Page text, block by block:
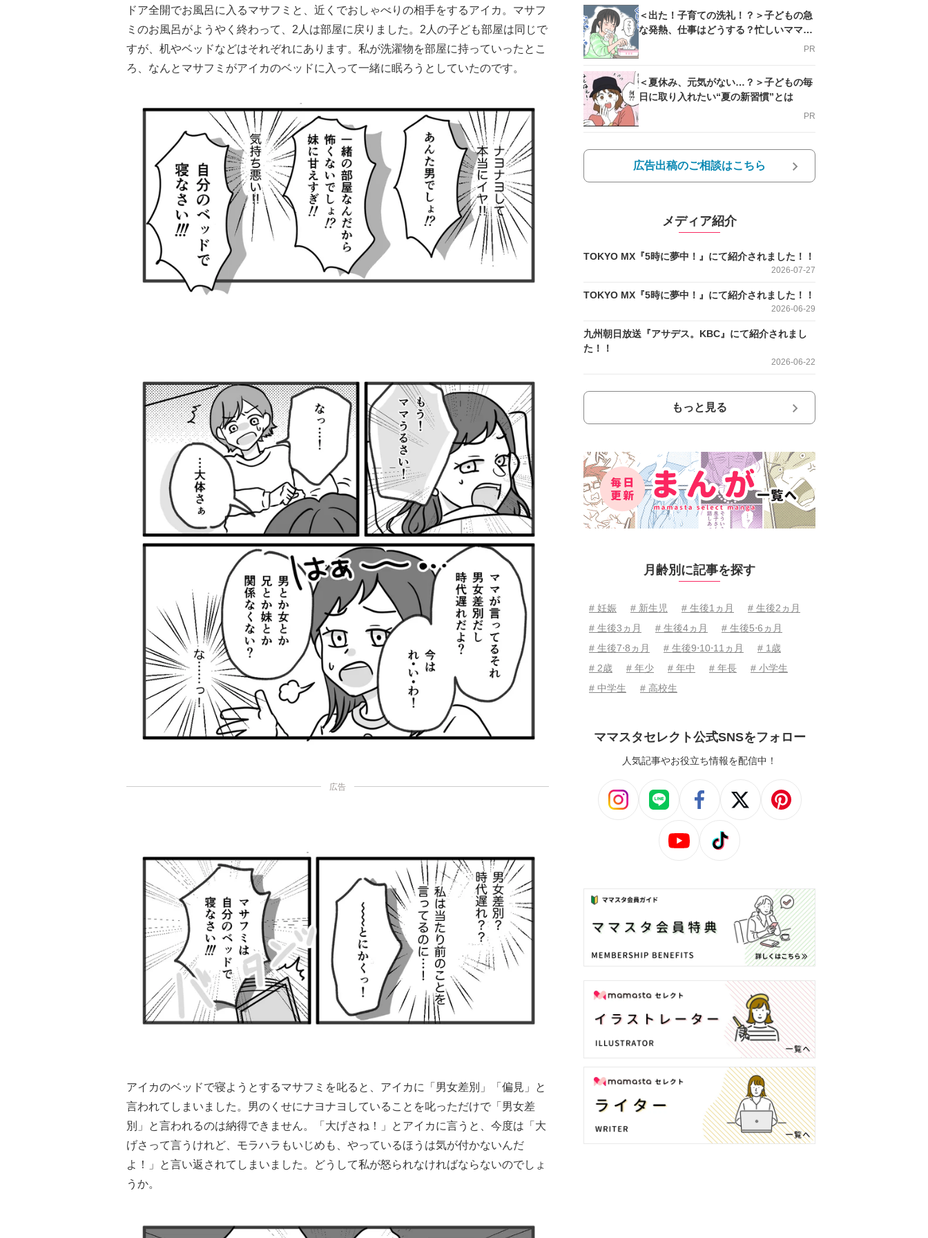
ドア全開でお風呂に入るマサフミと、近くでおしゃべりの相手をするアイカ。マサフ
ミのお風呂がようやく終わって、2人は部屋に戻りました。2人の子ども部屋は同じで
すが、机やベッドなどはそれぞれにあります。私が洗濯物を部屋に持っていったとこ
ろ、なんとマサフミがアイカのベッドに入って一緒に眠ろうとしていたのです。
広告
アイカのベッドで寝ようとするマサフミを叱ると、アイカに「男女差別」「偏見」と
言われてしまいました。男のくせにナヨナヨしていることを叱っただけで「男女差
別」と言われるのは納得できません。「大げさね！」とアイカに言うと、今度は「大
げさって言うけれど、モラハラもいじめも、やっているほうは気が付かないんだ
よ！」と言い返されてしまいました。どうして私が怒られなければならないのでしょ
うか。
＜出た！子育ての洗礼！？＞子どもの急
な発熱、仕事はどうする？忙しいママを
PR
＜夏休み、元気がない…？＞子どもの毎
日に取り入れたい“夏の新習慣”とは
PR
広告出稿のご相談はこちら
メディア紹介
TOKYO MX『5時に夢中！』にて紹介されました！！
2026-07-27
TOKYO MX『5時に夢中！』にて紹介されました！！
2026-06-29
九州朝日放送『アサデス。KBC』にて紹介されまし
た！！
2026-06-22
もっと見る
月齢別に記事を探す
# 妊娠 # 新生児 # 生後1ヵ月
# 生後2ヵ月
# 生後3ヵ月
# 生後4ヵ月
# 生後5⋅6ヵ月
# 生後7⋅8ヵ月
# 生後9⋅10⋅11ヵ月
# 1歳
# 2歳
# 年少 # 年中 # 年長
# 小学生
# 中学生
# 高校生
ママスタセレクト公式SNSをフォロー
人気記事やお役立ち情報を配信中！